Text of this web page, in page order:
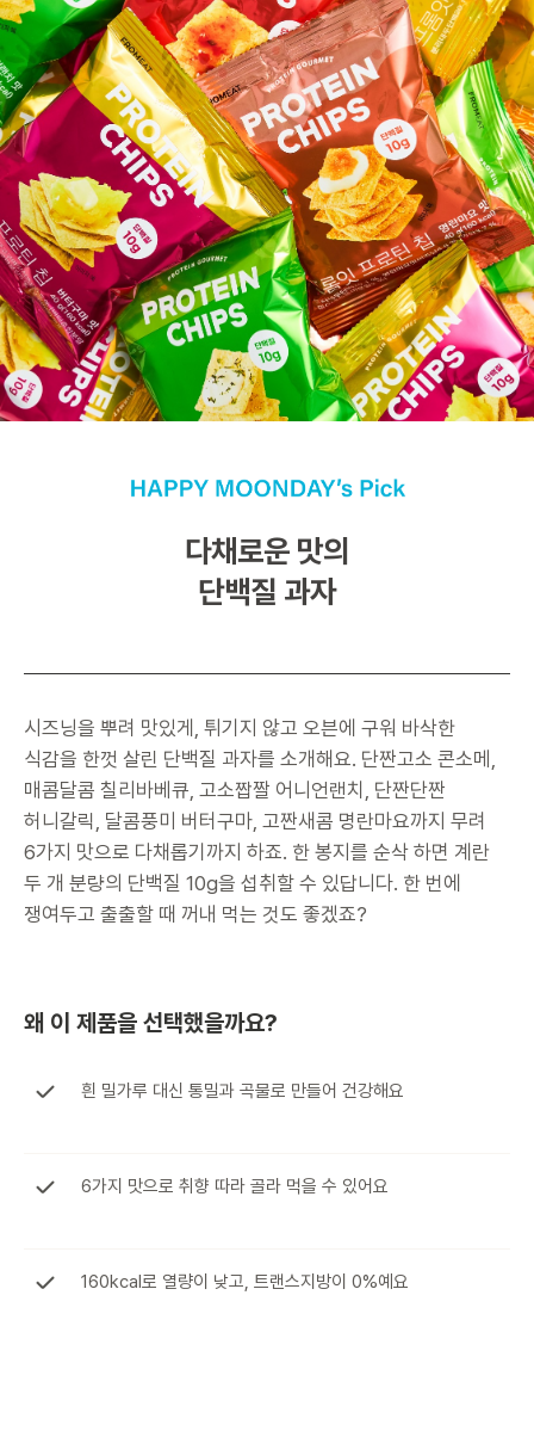
다채로운 맛의
단백질 과자
시즈닝을 뿌려 맛있게, 튀기지 않고 오븐에 구워 바삭한
식감을 한껏 살린 단백질 과자를 소개해요. 단짠고소 콘소메,
매콤달콤 칠리바베큐, 고소짭짤 어니언랜치, 단짠단짠
허니갈릭, 달콤풍미 버터구마, 고짠새콤 명란마요까지 무려
6가지 맛으로 다채롭기까지 하죠. 한 봉지를 순삭 하면 계란
두 개 분량의 단백질 10g을 섭취할 수 있답니다. 한 번에
쟁여두고 출출할 때 꺼내 먹는 것도 좋겠죠?
왜 이 제품을 선택했을까요?
흰 밀가루 대신 통밀과 곡물로 만들어 건강해요
6가지 맛으로 취향 따라 골라 먹을 수 있어요
160kcal로 열량이 낮고, 트랜스지방이 0%예요